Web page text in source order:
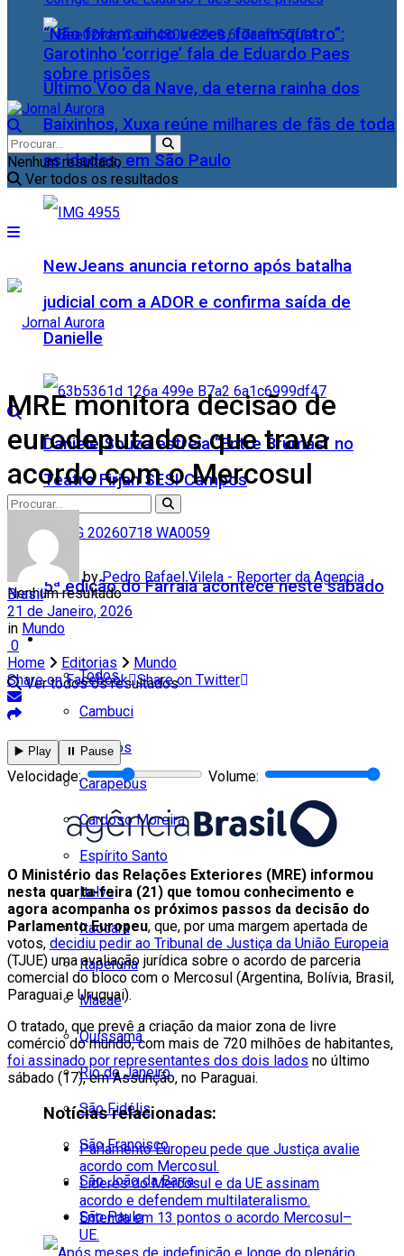
Último Voo da Nave, da eterna rainha dos
Baixinhos, Xuxa reúne milhares de fãs de toda
as idades, em São Paulo
NewJeans anuncia retorno após batalha
judicial com a ADOR e confirma saída de
Danielle
Daniele Souza estreia “Entre Brumas” no
Teatro Firjan SESI Campos
5ª edição do Farraiá acontece neste sábado
Cidades
Todos
Cambuci
Campos
Carapebus
Cardoso Moreira
Espírito Santo
Italva
Itaocara
Itaperuna
Macaé
Quissamã
Rio de Janeiro
São Fidélis
São Francisco
São João da Barra
São Paulo
“Não foram cinco vezes, foram quatro”:
Garotinho ‘corrige’ fala de Eduardo Paes
sobre prisões
Nenhum resultado
Ver todos os resultados
Nenhum resultado
Ver todos os resultados
MRE monitora decisão de
eurodeputados que trava
acordo com o Mercosul
by Pedro Rafael Vilela - Reporter da Agencia
Brasil
21 de Janeiro, 2026
in Mundo
0
Home
Editorias
Mundo
Share on Facebook Share on Twitter
▶️ Play ⏸️ Pause
Velocidade: Volume:
O Ministério das Relações Exteriores (MRE) informou
nesta quarta-feira (21) que tomou conhecimento e
agora acompanha os próximos passos da decisão do
Parlamento Europeu, que, por uma margem apertada de
votos, decidiu pedir ao Tribunal de Justiça da União Europeia
(TJUE) uma avaliação jurídica sobre o acordo de parceria
comercial do bloco com o Mercosul (Argentina, Bolívia, Brasil,
Paraguai e Uruguai).
O tratado, que prevê a criação da maior zona de livre
comércio do mundo, com mais de 720 milhões de habitantes,
foi assinado por representantes dos dois lados no último
sábado (17), em Assunção, no Paraguai.
Notícias relacionadas:
Parlamento Europeu pede que Justiça avalie
acordo com Mercosul.
Líderes do Mercosul e da UE assinam
acordo e defendem multilateralismo.
Entenda em 13 pontos o acordo Mercosul–
UE.